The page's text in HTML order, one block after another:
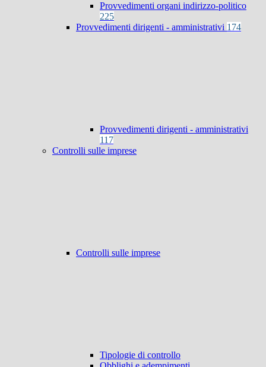
Provvedimenti organi indirizzo-politico
225
Provvedimenti dirigenti - amministrativi 174
Provvedimenti dirigenti - amministrativi
117
Controlli sulle imprese
Controlli sulle imprese
Tipologie di controllo